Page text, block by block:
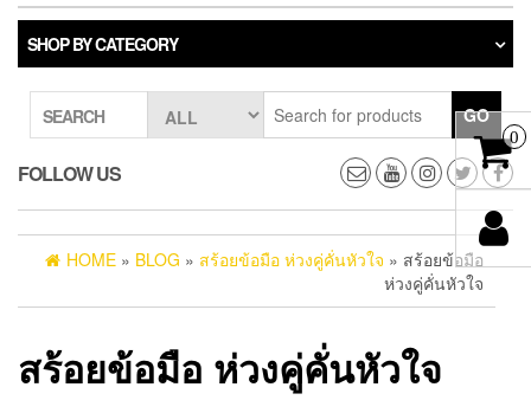
SHOP BY CATEGORY
SEARCH GO
FOLLOW US
HOME » BLOG » สร้อยข้อมือ ห่วงคู่คั่นหัวใจ » สร้อยข้อมือ
ห่วงคู่คั่นหัวใจ
สร้อยข้อมือ ห่วงคู่คั่นหัวใจ
0